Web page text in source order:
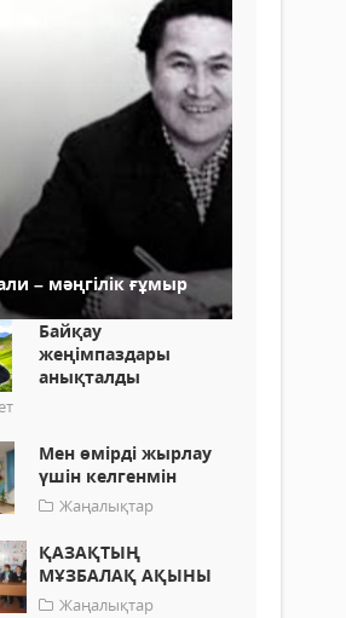
– мәңгілік ғұмыр
Байқау
жеңімпаздары
анықталды
Мен өмірді жырлау
үшін келгенмін
Жаңалықтар
ҚАЗАҚТЫҢ
МҰЗБАЛАҚ АҚЫНЫ
Жаңалықтар